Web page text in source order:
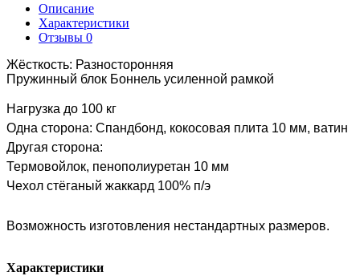
Описание
Характеристики
Отзывы 0
Жёсткость: Разносторонняя
Пружинный блок Боннель усиленной рамкой
Нагрузка до 100 кг
Одна сторона: Спандбонд, кокосовая плита 10 мм, ватин
Другая сторона:
Термовойлок, пенополиуретан 10 мм
Чехол стёганый жаккард 100% п/э
Возможность изготовления нестандартных размеров.
Характеристики